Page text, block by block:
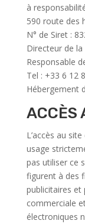
à
590 route des
N° de Siret :
Directeur de la
Responsable
Tel : +33 6 12
Hébergement
ACCÈS
L’accès au
usage
pas utiliser ce
figurent à des
publicitaires
commerciale
électroniques